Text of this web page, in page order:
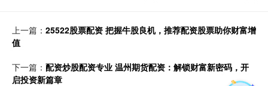
上一篇： 25522股票配资 把握牛股良机，推荐配资股票助你财富增
值
下一篇： 配资炒股配资专业 温州期货配资：解锁财富新密码，开
启投资新篇章